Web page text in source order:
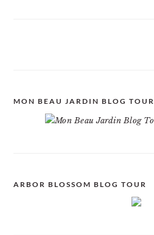
MON BEAU JARDIN BLOG TOUR
ARBOR BLOSSOM BLOG TOUR